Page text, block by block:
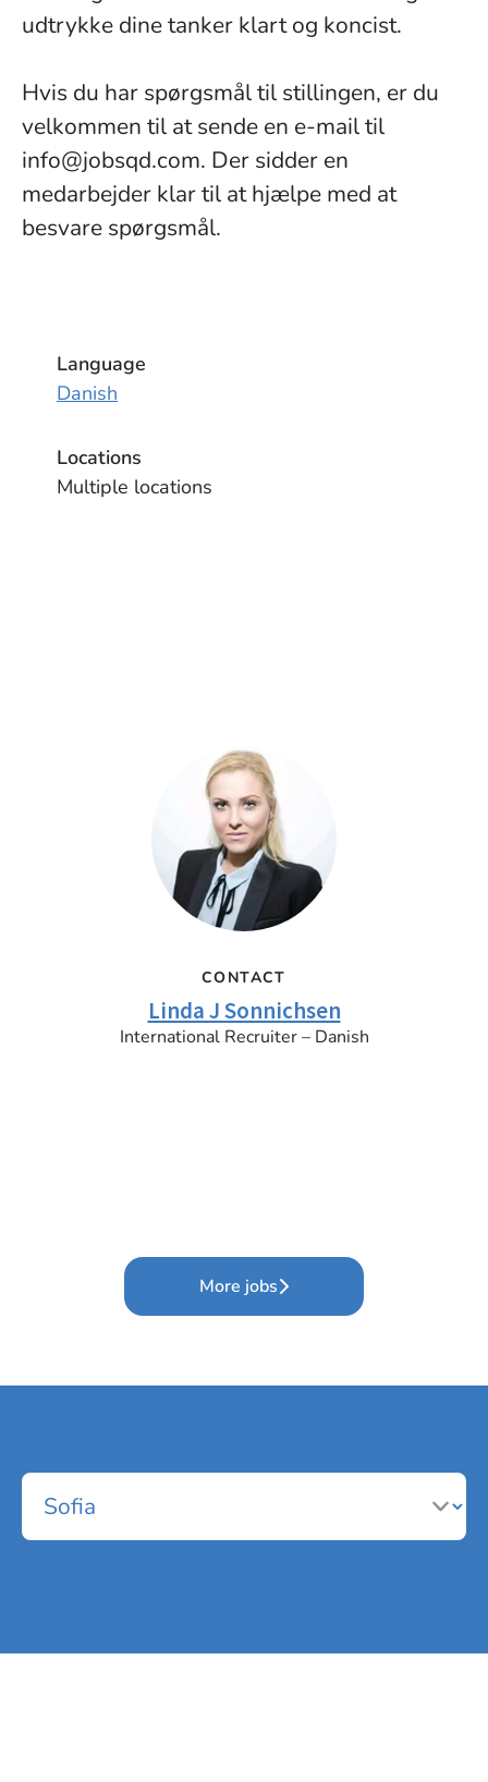
udtrykke dine tanker klart og koncist.
Hvis du har spørgsmål til stillingen, er du
velkommen til at sende en e-mail til
info@jobsqd.com. Der sidder en
medarbejder klar til at hjælpe med at
besvare spørgsmål.
Language
Danish
Locations
Multiple locations
CONTACT
Linda J Sonnichsen
International Recruiter – Danish
More jobs